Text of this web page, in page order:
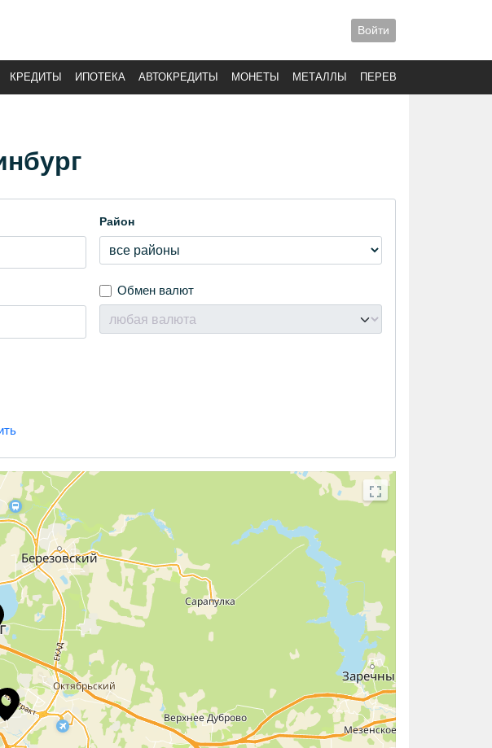
Войти
КРЕДИТЫ ИПОТЕКА АВТОКРЕДИТЫ МОНЕТЫ МЕТАЛЛЫ ПЕРЕВОДЫ
Район
Обмен валют